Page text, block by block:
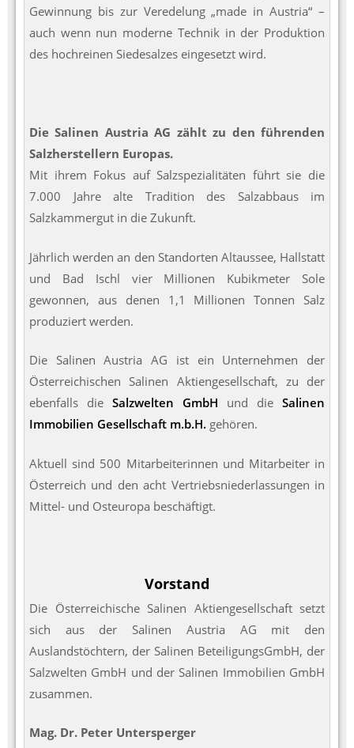
Gewinnung bis zur Veredelung „made in Austria“ –
auch wenn nun moderne Technik in der Produktion
des hochreinen Siedesalzes eingesetzt wird.
Die Salinen Austria AG zählt zu den führenden
Salzherstellern Europas.
Mit ihrem Fokus auf Salzspezialitäten führt sie die
7.000 Jahre alte Tradition des Salzabbaus im
Salzkammergut in die Zukunft.
Jährlich werden an den Standorten Altaussee, Hallstatt
und Bad Ischl vier Millionen Kubikmeter Sole
gewonnen, aus denen 1,1 Millionen Tonnen Salz
produziert werden.
Die Salinen Austria AG ist ein Unternehmen der
Österreichischen Salinen Aktiengesellschaft, zu der
ebenfalls die Salzwelten GmbH und die Salinen
Immobilien Gesellschaft m.b.H. gehören.
Aktuell sind 500 Mitarbeiterinnen und Mitarbeiter in
Österreich und den acht Vertriebsniederlassungen in
Mittel- und Osteuropa beschäftigt.
Vorstand
Die Österreichische Salinen Aktiengesellschaft setzt
sich aus der Salinen Austria AG mit den
Auslandstöchtern, der Salinen BeteiligungsGmbH, der
Salzwelten GmbH und der Salinen Immobilien GmbH
zusammen.
Mag. Dr. Peter Untersperger